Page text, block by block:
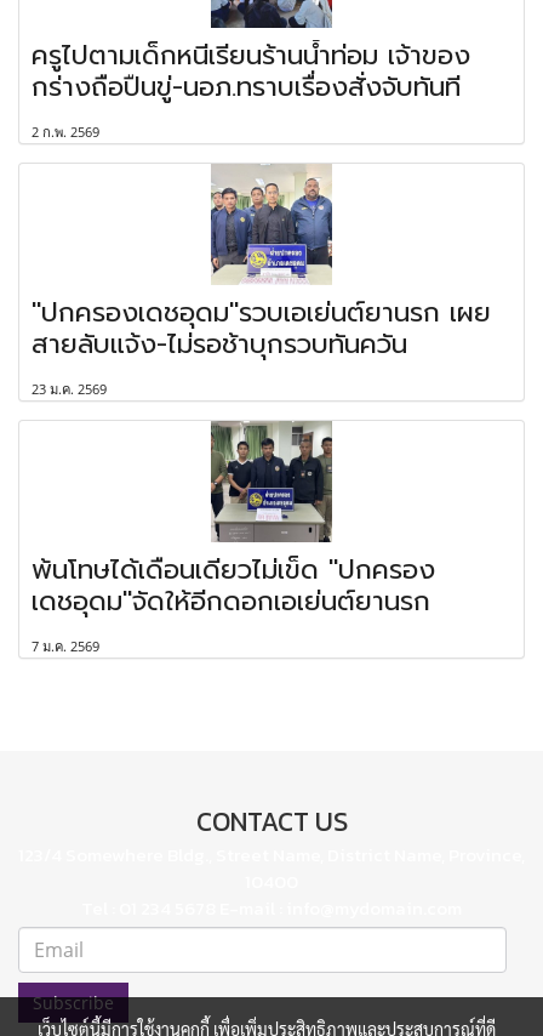
ครูไปตามเด็กหนีเรียนร้านน้ำท่อม เจ้าของ
กร่างถือปืนขู่-นอภ.ทราบเรื่องสั่งจับทันที
2 ก.พ. 2569
"ปกครองเดชอุดม"รวบเอเย่นต์ยานรก เผย
สายลับแจ้ง-ไม่รอช้าบุกรวบทันควัน
23 ม.ค. 2569
พ้นโทษได้เดือนเดียวไม่เข็ด "ปกครอง
เดชอุดม"จัดให้อีกดอกเอเย่นต์ยานรก
7 ม.ค. 2569
CONTACT US
Subscribe
เว็บไซต์นี้มีการใช้งานคุกกี้ เพื่อเพิ่มประสิทธิภาพและประสบการณ์ที่ดี